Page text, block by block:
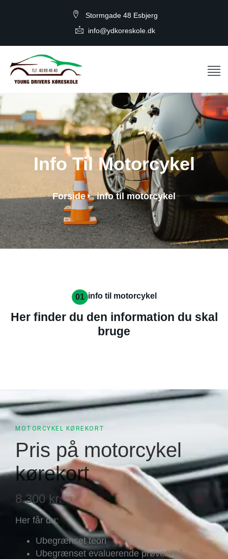
Stormgade 48 Esbjerg
info@ydkoreskole.dk
Info Til Motorcykel
Forside info til motorcykel
01 info til motorcykel
Her finder du den information du skal
bruge
MOTORCYKEL KØREKORT
Pris på motorcykel
kørekort
8.300 kr.
Her får du:
Ubegrænset teori
Ubegrænset evaluerende prøver (på